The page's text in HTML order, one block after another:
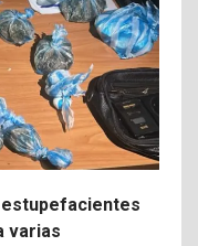
estupefacientes
varias